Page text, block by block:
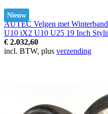
Nieuw
AUTEC Velgen met
U10 iX2 U10 U25 19 Inch
€ 2.032,60
incl. BTW, plus verzending